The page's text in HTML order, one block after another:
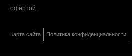
офертой.
Карта сайта Политика конфиденциальности